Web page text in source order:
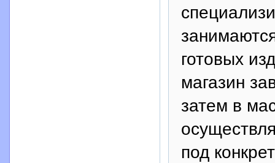
готовых
магазин
затем в
под